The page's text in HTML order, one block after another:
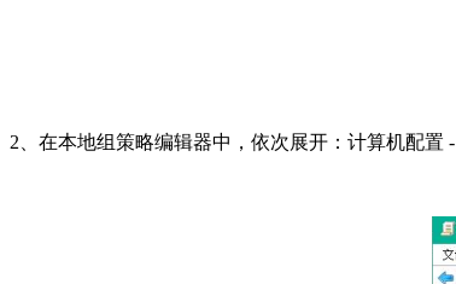
2、在本地组策略编辑器中，依次展开：计算机配置